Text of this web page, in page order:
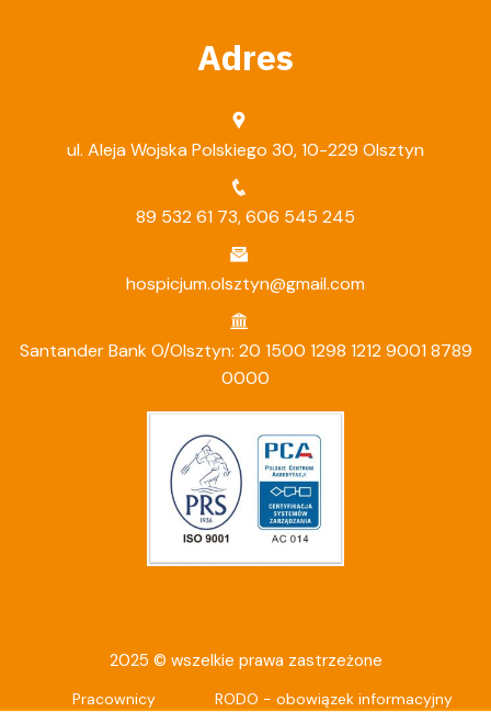
Adres
ul. Aleja Wojska Polskiego 30, 10-229 Olsztyn
89 532 61 73,606 545 245
hospicjum.olsztyn@gmail.com
Santander Bank O/Olsztyn: 20 1500 1298 1212 9001 8789
0000
2025 © wszelkie prawa zastrzeżone
Pracownicy RODO - obowiązek informacyjny